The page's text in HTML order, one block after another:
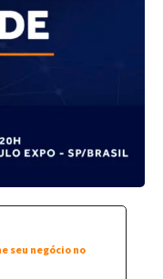
seu negócio no